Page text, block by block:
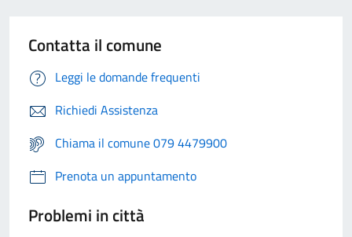
Contatta il comune
Leggi le domande frequenti
Richiedi Assistenza
Chiama il comune 079 4479900
Prenota un appuntamento
Problemi in città